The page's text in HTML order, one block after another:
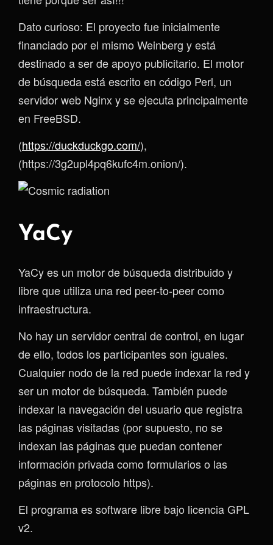
Dato curioso: El proyecto fue inicialmente
financiado por el mismo Weinberg y está
destinado a ser de apoyo publicitario. El motor
de búsqueda está escrito en código Perl, un
servidor web Nginx y se ejecuta principalmente
en FreeBSD.
(https://duckduckgo.com/),
(https://3g2upl4pq6kufc4m.onion/).
YaCy
YaCy es un motor de búsqueda distribuido y
libre que utiliza una red peer-to-peer como
infraestructura.
No hay un servidor central de control, en lugar
de ello, todos los participantes son iguales.
Cualquier nodo de la red puede indexar la red y
ser un motor de búsqueda. También puede
indexar la navegación del usuario que registra
las páginas visitadas (por supuesto, no se
indexan las páginas que puedan contener
información privada como formularios o las
páginas en protocolo https).
El programa es software libre bajo licencia GPL
v2.